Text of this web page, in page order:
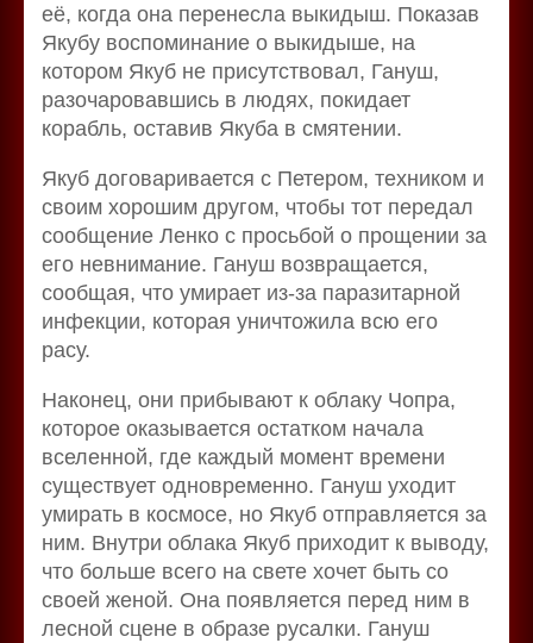
её, когда она перенесла выкидыш. Показав
Якубу воспоминание о выкидыше, на
котором Якуб не присутствовал, Гануш,
разочаровавшись в людях, покидает
корабль, оставив Якуба в смятении.
Якуб договаривается с Петером, техником и
своим хорошим другом, чтобы тот передал
сообщение Ленко с просьбой о прощении за
его невнимание. Гануш возвращается,
сообщая, что умирает из-за паразитарной
инфекции, которая уничтожила всю его
расу.
Наконец, они прибывают к облаку Чопра,
которое оказывается остатком начала
вселенной, где каждый момент времени
существует одновременно. Гануш уходит
умирать в космосе, но Якуб отправляется за
ним. Внутри облака Якуб приходит к выводу,
что больше всего на свете хочет быть со
своей женой. Она появляется перед ним в
лесной сцене в образе русалки. Гануш